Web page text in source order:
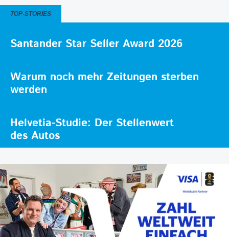
TOP-STORIES
Santander Star Seller Award 2026
Warum noch mehr Zeitungen sterben
werden
Helvetia-Studie: Der Stellenwert
des Autos